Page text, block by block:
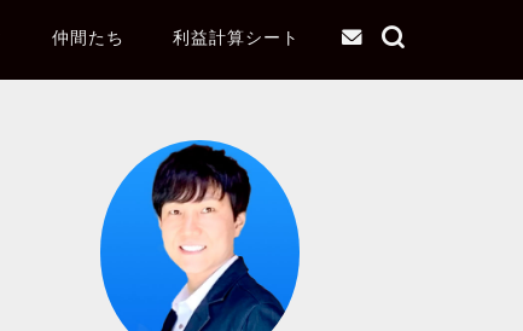
仲間たち 利益計算シート